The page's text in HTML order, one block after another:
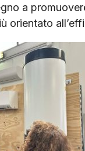
a
orientato